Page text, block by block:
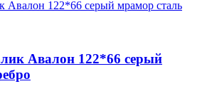
Авалон 122*66 серый